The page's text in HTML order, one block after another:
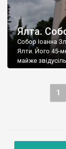
Ялта.
Собор Іоанна
Ялти. Його 45-
майже
1